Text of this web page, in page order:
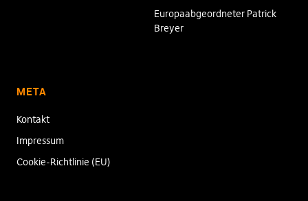
Europaabgeordneter Patrick
Breyer
META
Kontakt
Impressum
Cookie-Richtlinie (EU)